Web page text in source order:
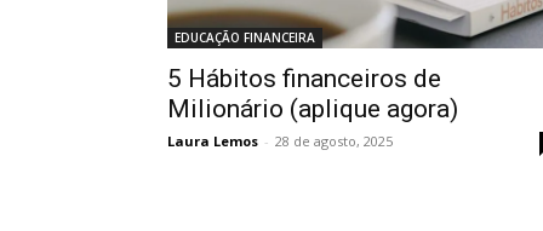
EDUCAÇÃO FINANCEIRA
5 Hábitos financeiros de
Milionário (aplique agora)
Laura Lemos - 28 de agosto, 2025